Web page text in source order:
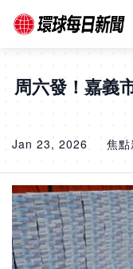
周六發！嘉義
Jan 23, 2026 焦